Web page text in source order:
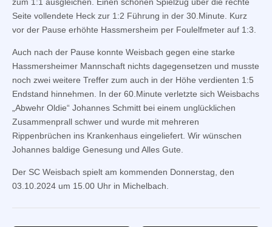
zum 1:1 ausgleichen. Einen schönen Spielzug über die rechte
Seite vollendete Heck zur 1:2 Führung in der 30.Minute. Kurz
vor der Pause erhöhte Hassmersheim per Foulelfmeter auf 1:3.
Auch nach der Pause konnte Weisbach gegen eine starke
Hassmersheimer Mannschaft nichts dagegensetzen und musste
noch zwei weitere Treffer zum auch in der Höhe verdienten 1:5
Endstand hinnehmen. In der 60.Minute verletzte sich Weisbachs
„Abwehr Oldie“ Johannes Schmitt bei einem unglücklichen
Zusammenprall schwer und wurde mit mehreren
Rippenbrüchen ins Krankenhaus eingeliefert. Wir wünschen
Johannes baldige Genesung und Alles Gute.
Der SC Weisbach spielt am kommenden Donnerstag, den
03.10.2024 um 15.00 Uhr in Michelbach.